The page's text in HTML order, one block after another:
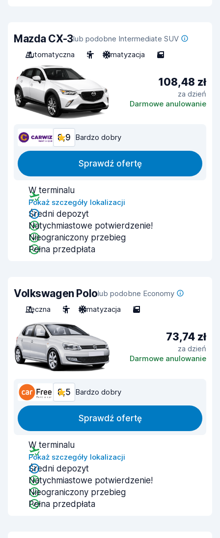
Mazda CX-3lub podobne Intermediate SUV
Automatyczna
5 Klimatyzacja 5
108,48 zł
za dzień
Darmowe anulowanie
8,9 Bardzo dobry
Sprawdź ofertę
W terminalu
Pokaż szczegóły lokalizacji
Średni depozyt
Natychmiastowe potwierdzenie!
Nieograniczony przebieg
Pełna przedpłata
Volkswagen Pololub podobne Economy
Ręczna
5 Klimatyzacja 5
73,74 zł
za dzień
Darmowe anulowanie
8,5 Bardzo dobry
Sprawdź ofertę
W terminalu
Pokaż szczegóły lokalizacji
Średni depozyt
Natychmiastowe potwierdzenie!
Nieograniczony przebieg
Pełna przedpłata